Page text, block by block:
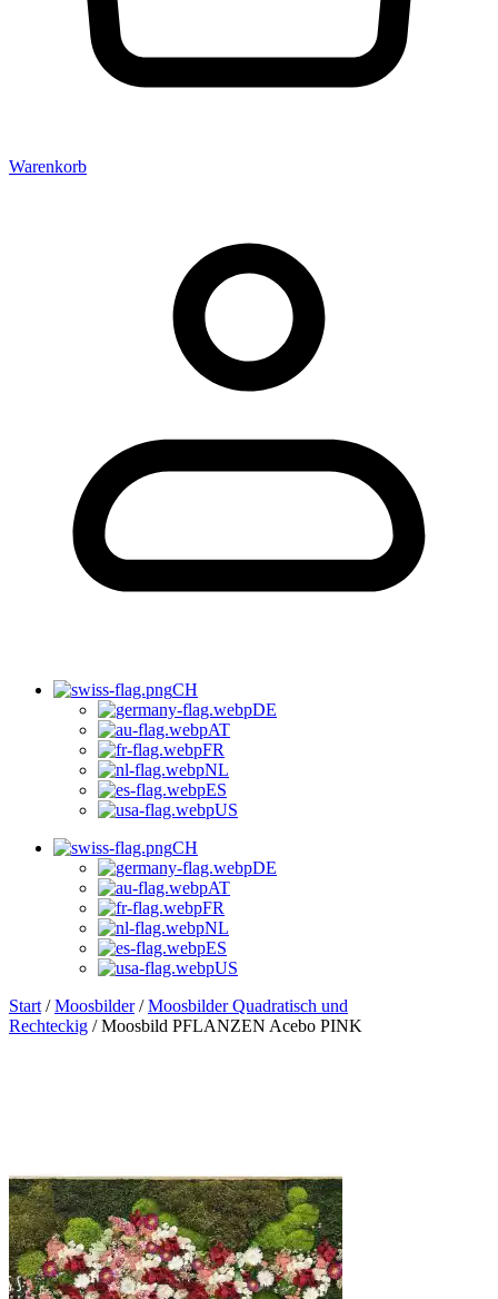
Warenkorb
CH
DE
AT
FR
NL
ES
US
CH
DE
AT
FR
NL
ES
US
Start /Moosbilder/Moosbilder Quadratisch und
Rechteckig / Moosbild PFLANZEN Acebo PINK